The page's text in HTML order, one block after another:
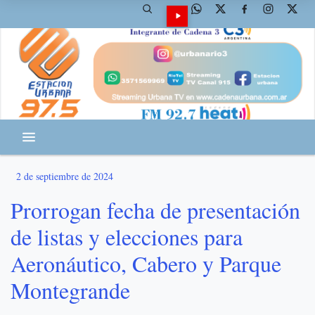
2 de septiembre de 2024
Prorrogan fecha de presentación
de listas y elecciones para
Aeronáutico, Cabero y Parque
Montegrande